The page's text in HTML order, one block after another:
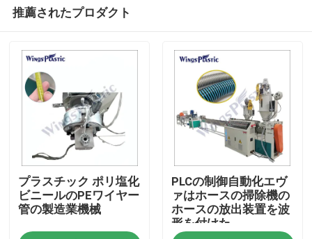
推薦されたプロダクト
プラスチック ポリ塩化
ビニールのPEワイヤー
管の製造業機械
PLCの制御自動化エヴ
ァはホースの掃除機の
ホースの放出装置を波
形を付けた